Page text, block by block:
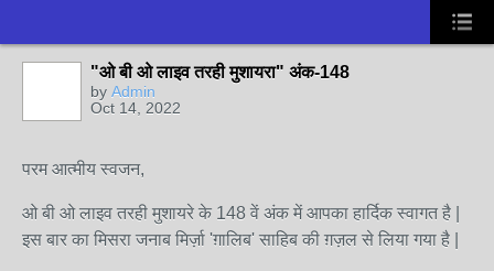
"ओ बी ओ लाइव तरही मुशायरा" अंक-148
by Admin
Oct 14, 2022
परम आत्मीय स्वजन,
ओ बी ओ लाइव तरही मुशायरे के 148 वें अंक में आपका हार्दिक स्वागत है |
इस बार का मिसरा जनाब मिर्ज़ा 'ग़ालिब' साहिब की ग़ज़ल से लिया गया है |